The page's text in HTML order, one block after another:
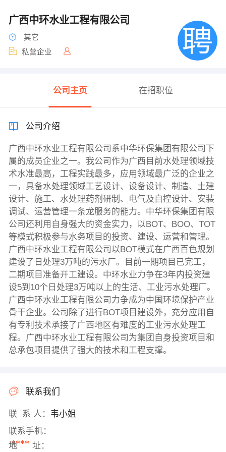
广西中环水业工程有限公司
其它
私营企业
公司主页 在招职位
公司介绍
广西中环水业工程有限公司系中华环保集团有限公司下
属的成员企业之一。我公司作为广西目前水处理领域技
术水准最高，工程实践最多，应用领域最广泛的企业之
一，具备水处理领域工艺设计、设备设计、制造、土建
设计、施工、水处理药剂研制、电气及自控设计、安装
调试、运营管理一条龙服务的能力。中华环保集团有限
公司还利用自身强大的资金实力，以BOT、BOO、TOT
等模式积极参与水务项目的投资、建设、运营和管理。
广西中环水业工程有限公司以BOT模式在广西百色规划
建设了日处理3万吨的污水厂。目前一期项目已完工，
二期项目准备开工建设。中环水业力争在3年内投资建
设5到10个日处理3万吨以上的生活、工业污水处理厂。
广西中环水业工程有限公司力争成为中国环境保护产业
骨干企业。公司除了进行BOT项目建设外，充分应用自
有专利技术承接了广西地区有难度的工业污水处理工
程。广西中环水业工程有限公司为集团自身投资项目和
总承包项目提供了强大的技术和工程支撑。
联系我们
联 系 人： 韦小姐
联系手机：
****
地 址：